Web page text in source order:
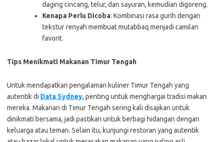
daging cincang, telur, dan sayuran, kemudian digoreng.
Kenapa Perlu Dicoba: Kombinasi rasa gurih dengan
tekstur renyah membuat mutabbaq menjadi camilan
favorit.
Tips Menikmati Makanan Timur Tengah
Untuk mendapatkan pengalaman kuliner Timur Tengah yang
autentik di Data Sydney, penting untuk menghargai tradisi makan
mereka. Makanan di Timur Tengah sering kali disajikan untuk
dinikmati bersama, jadi pastikan untuk berbagi hidangan dengan
keluarga atau teman. Selain itu, kunjungi restoran yang autentik